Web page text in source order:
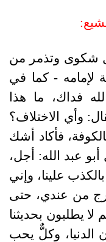
شكوى وتذمر من
لإمامه - كما في
فداك، ما هذا
وأي الاختلاف؟
فأكاد أشك
عبد الله: أجل،
علينا، وإني
من عندي، حتى
لا يطلبون بحديثنا
الدنيا، وكلٌّ يحب